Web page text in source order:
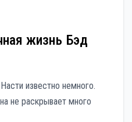
жизнь Бэд
известно немного.
не раскрывает много